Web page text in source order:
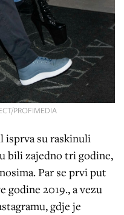
PROFIMEDIA
isprva su raskinuli
bili zajedno tri godine,
Par se prvi put
godine 2019., a vezu
gdje je